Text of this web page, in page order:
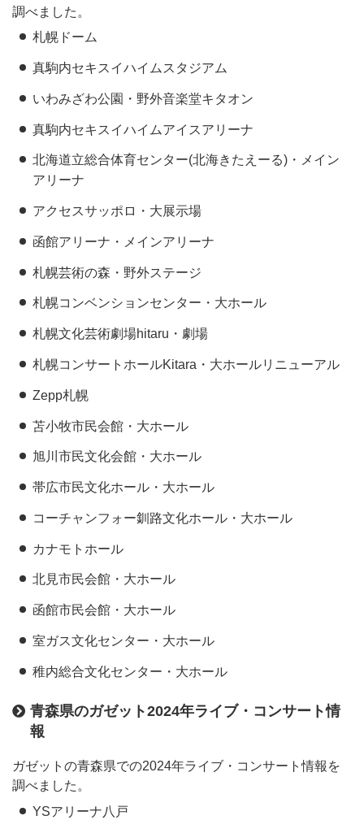
調べました。
札幌ドーム
真駒内セキスイハイムスタジアム
いわみざわ公園・野外音楽堂キタオン
真駒内セキスイハイムアイスアリーナ
北海道立総合体育センター(北海きたえーる)・メイン
アリーナ
アクセスサッポロ・大展示場
函館アリーナ・メインアリーナ
札幌芸術の森・野外ステージ
札幌コンベンションセンター・大ホール
札幌文化芸術劇場hitaru・劇場
札幌コンサートホールKitara・大ホールリニューアル
Zepp札幌
苫小牧市民会館・大ホール
旭川市民文化会館・大ホール
帯広市民文化ホール・大ホール
コーチャンフォー釧路文化ホール・大ホール
カナモトホール
北見市民会館・大ホール
函館市民会館・大ホール
室ガス文化センター・大ホール
稚内総合文化センター・大ホール
青森県のガゼット2024年ライブ・コンサート情
報
ガゼットの青森県での2024年ライブ・コンサート情報を
調べました。
YSアリーナ八戸